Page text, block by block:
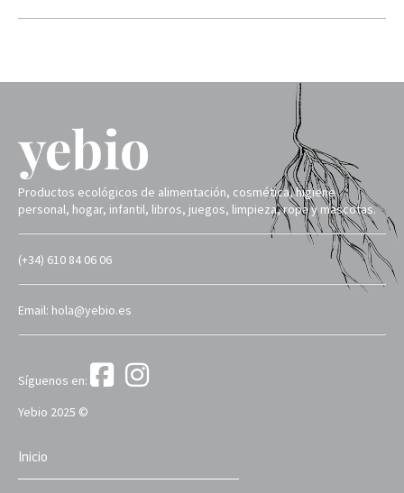
Productos ecológicos de alimentación, cosmética, higiene
personal, hogar, infantil, libros, juegos, limpieza, ropa y mascotas.
(+34) 610 84 06 06
Email: hola@yebio.es
Síguenos en:
Yebio 2025 ©
Inicio